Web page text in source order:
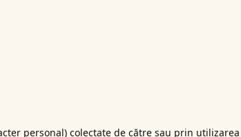
personal) colectate de către sau prin